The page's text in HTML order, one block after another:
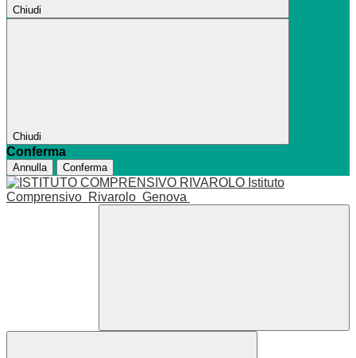
Chiudi
Chiudi
Conferma
Annulla Conferma
Istituto
Comprensivo Rivarolo Genova